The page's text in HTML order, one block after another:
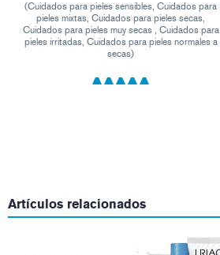
(Cuidados para pieles sensibles, Cuidados para
pieles mixtas, Cuidados para pieles secas,
Cuidados para pieles muy secas , Cuidados para
pieles irritadas, Cuidados para pieles normales a
secas)
Artículos relacionados